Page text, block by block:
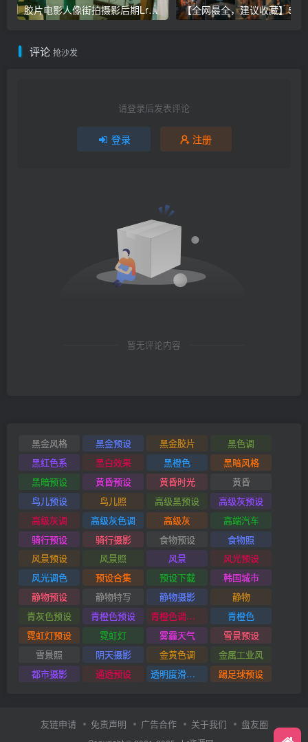
胶片电影人像街拍摄影后期Lr调色教程，手机滤镜PS+Lightroom预设下载！
评论 抢沙发
请登录后发表评论
登录 注册
暂无评论内容
黑金风格 黑金预设 黑金胶片
黑色调
黑红色系
黑白效果 黑橙色
黑暗风格
黑暗预设
黄昏预设 黄昏时光
黄昏
鸟儿预设
鸟儿照 高级黑预设
高级灰预设
高级灰调
高级灰色调 高级灰
高端汽车
骑行预设
骑行摄影 食物预设
食物照
风景预设
风景照 风景
风光预设
风光调色
预设合集 预设下载
韩国城市
静物预设
静物特写 静物摄影
静物
青灰色预设
青橙色预设 青橙色调预设
青橙色
霓虹灯预设
霓虹灯 雾霾天气
雪景预设
雪景照
阴天摄影 金黄色调
金属工业风
都市摄影
通透预设 透明度滑块插件 踢足球预设
友链申请 免责声明 广告合作 关于我们 盘友圈